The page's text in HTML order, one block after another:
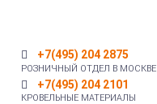
+7(495) 204 2875
РОЗНИЧНЫЙ ОТДЕЛ В МОСКВЕ
+7(495) 204 2101
КРОВЕЛЬНЫЕ МАТЕРИАЛЫ